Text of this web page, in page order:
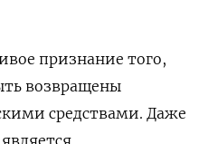
признание того,
возвращены
средствами. Даже